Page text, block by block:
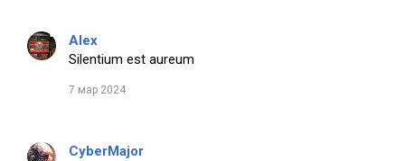
Alex
Silentium est aureum
7 мар 2024
CyberMajor